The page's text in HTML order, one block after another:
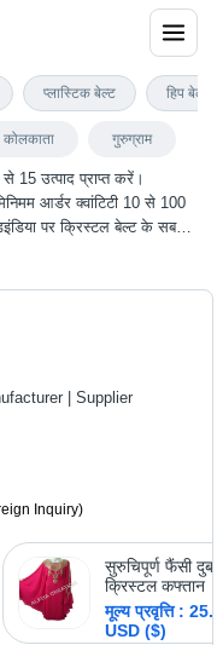
से 15 उत्पाद प्राप्त करें।
आर्डर क्वांटिटी 10 से 100
पर क्रिस्टल बेल्ट के सबसे
बेल्ट के विकल्प प्रदान करते हैं,
कोलकाता गुरुग्राम
| Supplier
Inquiry)
सुरुचिपूर्ण फैंसी
क्रिस्टल कफ्तान
मूल्य प्रवृत्ति :
USD ($)
प्लास्टिक बेल्ट हिप बेल्ट